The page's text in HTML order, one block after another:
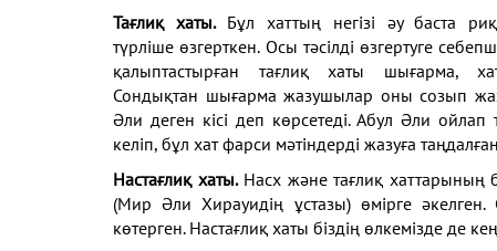
Тағлиқ хаты.Бұл хаттың негізі әу баста
түрлішеөзгерткен. Осы тәсілді өзгертуге
қалыптастырған тағлиқ хаты шығарма,
Сондықтан шығарма жазушылар оны созып
Әли деген кісі деп көрсетеді. Абул Әли ойлап
келіп, бұл хат фарси мәтіндерді жазуға
Настағлиқ хаты.Насх жәнетағлиқ хаттарының
(Мир Әли Хирауидің ұстазы) өмірге
көтерген. Настағлиқ хаты біздің өлкемізде де